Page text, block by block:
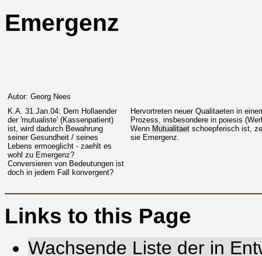
Emergenz
Autor: Georg Nees
K.A. 31.Jan.04: Dem Hollaender
der 'mutualiste' (Kassenpatient)
ist, wird dadurch Bewahrung
seiner Gesundheit / seines
Lebens ermoeglicht - zaehlt es
wohl zu Emergenz?
Conversieren von Bedeutungen ist
doch in jedem Fall konvergent?
Hervortreten neuer Qualitaeten in
Prozess, insbesondere in poiesis
Wenn Mutualitaet schoepferisch ist,
sie Emergenz.
Links to this Page
Wachsende Liste der in